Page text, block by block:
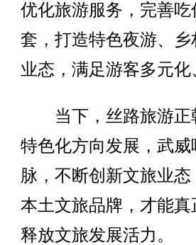
优化旅游服务，完善
套，打造特色夜游、
业态，满足游客多元
当下，丝路旅游正
特色化方向发展，武
脉，不断创新文旅业
本土文旅品牌，才能
释放文旅发展活力。